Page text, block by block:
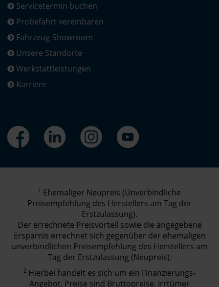
Servicetermin buchen
Probefahrt vereinbaren
Fahrzeug-Showroom
Unsere Standorte
Werkstattleistungen
Karriere
1 Ehemaliger Neupreis (Unverbindliche
Preisempfehlung des Herstellers am Tag der
Erstzulassung).
Der errechnete Preisvorteil sowie die angegebene
Ersparnis errechnet sich gegenüber der ehemaligen
unverbindlichen Preisempfehlung des Herstellers am
Tag der Erstzulassung (Neupreis).
2 Hierbei handelt es sich um ein Finanzierungs-
Angebot. Preise sind Bruttopreise. Irrtümer